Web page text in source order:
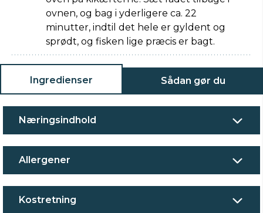
ovnen, og bag i yderligere ca. 22
minutter, indtil det hele er gyldent og
sprødt, og fisken lige præcis er bagt.
Ingredienser Sådan gør du
Næringsindhold
Allergener
Kostretning